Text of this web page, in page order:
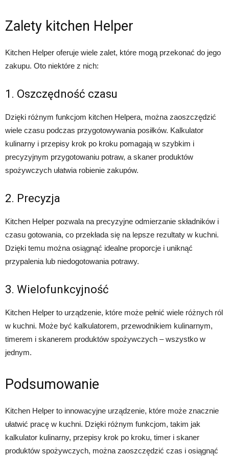
Zalety kitchen Helper
Kitchen Helper oferuje wiele zalet, które mogą przekonać do jego
zakupu. Oto niektóre z nich:
1. Oszczędność czasu
Dzięki różnym funkcjom kitchen Helpera, można zaoszczędzić
wiele czasu podczas przygotowywania posiłków. Kalkulator
kulinarny i przepisy krok po kroku pomagają w szybkim i
precyzyjnym przygotowaniu potraw, a skaner produktów
spożywczych ułatwia robienie zakupów.
2. Precyzja
Kitchen Helper pozwala na precyzyjne odmierzanie składników i
czasu gotowania, co przekłada się na lepsze rezultaty w kuchni.
Dzięki temu można osiągnąć idealne proporcje i uniknąć
przypalenia lub niedogotowania potrawy.
3. Wielofunkcyjność
Kitchen Helper to urządzenie, które może pełnić wiele różnych ról
w kuchni. Może być kalkulatorem, przewodnikiem kulinarnym,
timerem i skanerem produktów spożywczych – wszystko w
jednym.
Podsumowanie
Kitchen Helper to innowacyjne urządzenie, które może znacznie
ułatwić pracę w kuchni. Dzięki różnym funkcjom, takim jak
kalkulator kulinarny, przepisy krok po kroku, timer i skaner
produktów spożywczych, można zaoszczędzić czas i osiągnąć